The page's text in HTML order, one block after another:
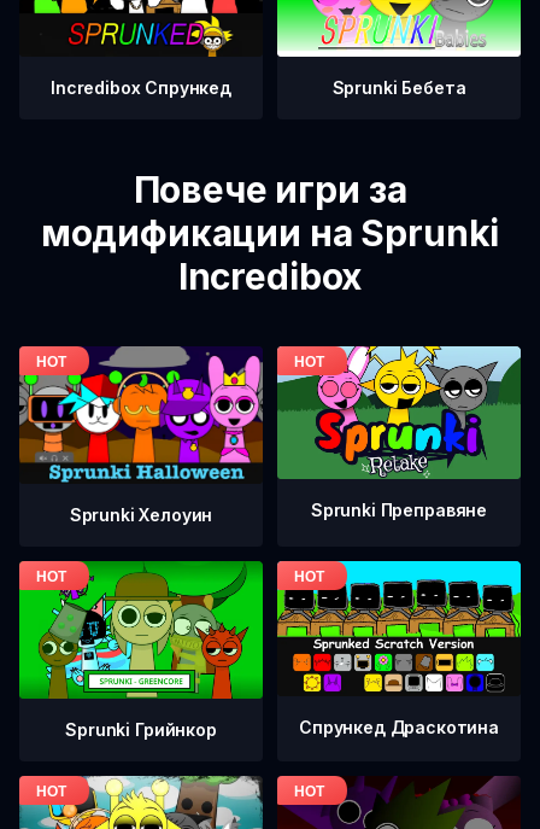
Incredibox Спрункед Sprunki Бебета
Повече игри за
модификации на Sprunki
Incredibox
Sprunki Хелоуин Sprunki Преправяне
Sprunki Грийнкор Спрункед Драскотина